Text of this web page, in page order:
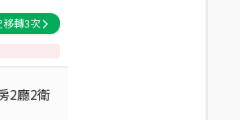
移轉3次
2廳2衛